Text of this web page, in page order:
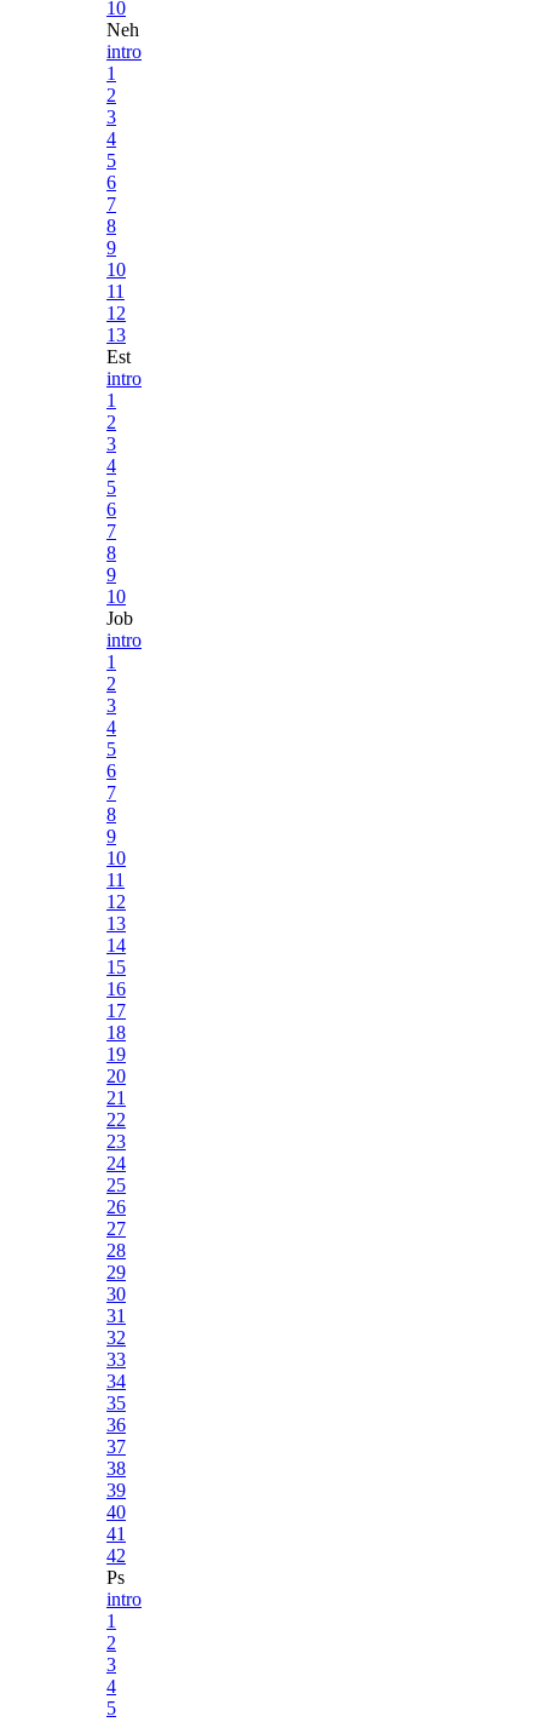
10
Neh
intro
1
2
3
4
5
6
7
8
9
10
11
12
13
Est
intro
1
2
3
4
5
6
7
8
9
10
Job
intro
1
2
3
4
5
6
7
8
9
10
11
12
13
14
15
16
17
18
19
20
21
22
23
24
25
26
27
28
29
30
31
32
33
34
35
36
37
38
39
40
41
42
Ps
intro
1
2
3
4
5